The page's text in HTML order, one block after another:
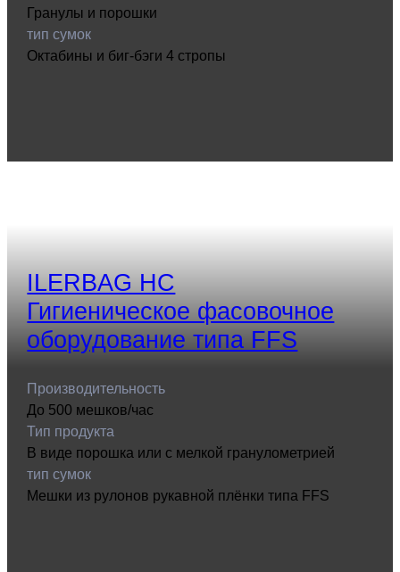
Гранулы и порошки
тип сумок
Октабины и биг-бэги 4 стропы
ILERBAG HC
Гигиеническое фасовочное
оборудование типа FFS
Производительность
До 500 мешков/час
Тип продукта
В виде порошка или с мелкой гранулометрией
тип сумок
Мешки из рулонов рукавной плёнки типа FFS